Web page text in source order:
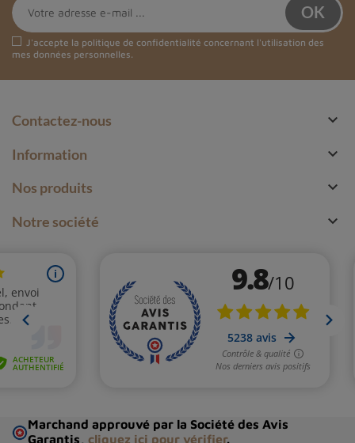
J'accepte la politique de confidentialité concernant l'utilisation des
mes données personnelles.
Contactez-nous 
Information 
Nos produits 
Notre société 
Marchand approuvé par la Société des Avis
Garantis, cliquez ici pour vérifier.